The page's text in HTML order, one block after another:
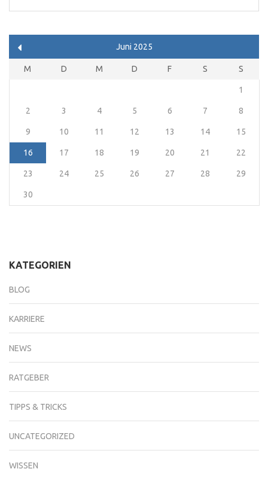
nach:
Juni 2025
M D M D F S S
1
2 3 4 5 6 7 8
9 10 11 12 13 14 15
16 17 18 19 20 21 22
23 24 25 26 27 28 29
30
KATEGORIEN
BLOG
KARRIERE
NEWS
RATGEBER
TIPPS & TRICKS
UNCATEGORIZED
WISSEN